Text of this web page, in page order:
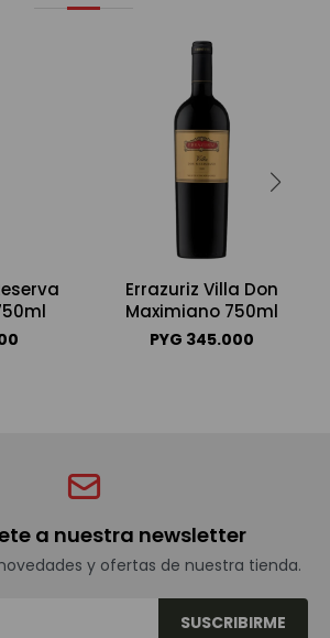
Errazuriz Villa Don
Maximiano 750ml
PYG 345.000
a nuestra newsletter
y ofertas de nuestra tienda.
SUSCRIBIRME